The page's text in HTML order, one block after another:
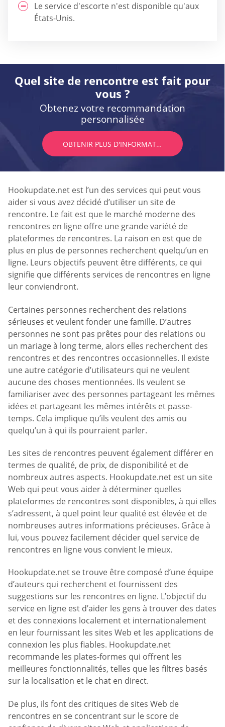
Le service d'escorte n'est disponible qu'aux
États-Unis.
Quel site de rencontre est fait pour
vous ?
Obtenez votre recommandation
personnalisée
OBTENIR PLUS D'INFORMATIONS
Hookupdate.net est l’un des services qui peut vous
aider si vous avez décidé d’utiliser un site de
rencontre. Le fait est que le marché moderne des
rencontres en ligne offre une grande variété de
plateformes de rencontres. La raison en est que de
plus en plus de personnes recherchent quelqu’un en
ligne. Leurs objectifs peuvent être différents, ce qui
signifie que différents services de rencontres en ligne
leur conviendront.
Certaines personnes recherchent des relations
sérieuses et veulent fonder une famille. D’autres
personnes ne sont pas prêtes pour des relations ou
un mariage à long terme, alors elles recherchent des
rencontres et des rencontres occasionnelles. Il existe
une autre catégorie d’utilisateurs qui ne veulent
aucune des choses mentionnées. Ils veulent se
familiariser avec des personnes partageant les mêmes
idées et partageant les mêmes intérêts et passe-
temps. Cela implique qu’ils veulent des amis ou
quelqu’un à qui ils pourraient parler.
Les sites de rencontres peuvent également différer en
termes de qualité, de prix, de disponibilité et de
nombreux autres aspects. Hookupdate.net est un site
Web qui peut vous aider à déterminer quelles
plateformes de rencontres sont disponibles, à qui elles
s’adressent, à quel point leur qualité est élevée et de
nombreuses autres informations précieuses. Grâce à
lui, vous pouvez facilement décider quel service de
rencontres en ligne vous convient le mieux.
Hookupdate.net se trouve être composé d’une équipe
d’auteurs qui recherchent et fournissent des
suggestions sur les rencontres en ligne. L’objectif du
service en ligne est d’aider les gens à trouver des dates
et des connexions localement et internationalement
en leur fournissant les sites Web et les applications de
connexion les plus fiables. Hookupdate.net
recommande les plates-formes qui offrent les
meilleures fonctionnalités, telles que les filtres basés
sur la localisation et le chat en direct.
De plus, ils font des critiques de sites Web de
rencontres en se concentrant sur le score de